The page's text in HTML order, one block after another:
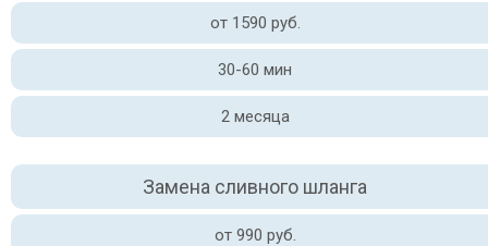
от 1590 руб.
30-60 мин
2 месяца
Замена сливного шланга
от 990 руб.